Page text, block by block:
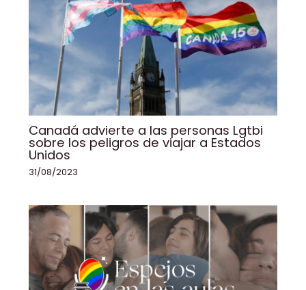
Canadá advierte a las personas Lgtbi
sobre los peligros de viajar a Estados
Unidos
31/08/2023